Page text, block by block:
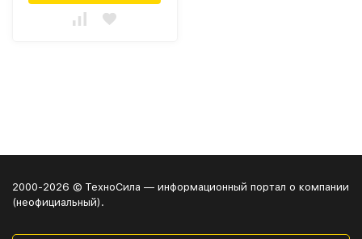
2000-2026 © ТехноСила — информационный портал о компании
(неофициальный).